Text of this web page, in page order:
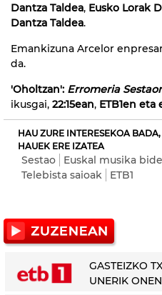
Dantza Taldea, Eusko Lorak
Dantza Taldea.
Emankizuna Arcelor
da.
'Oholtzan': Erromeria
ikusgai, 22:15ean, ETB1en eta
HAU ZURE INTERESEKOA
HAUEK ERE IZATEA
Sestao Euskal musika
Telebista saioak
ETB1
GASTEIZKO
UNERIK